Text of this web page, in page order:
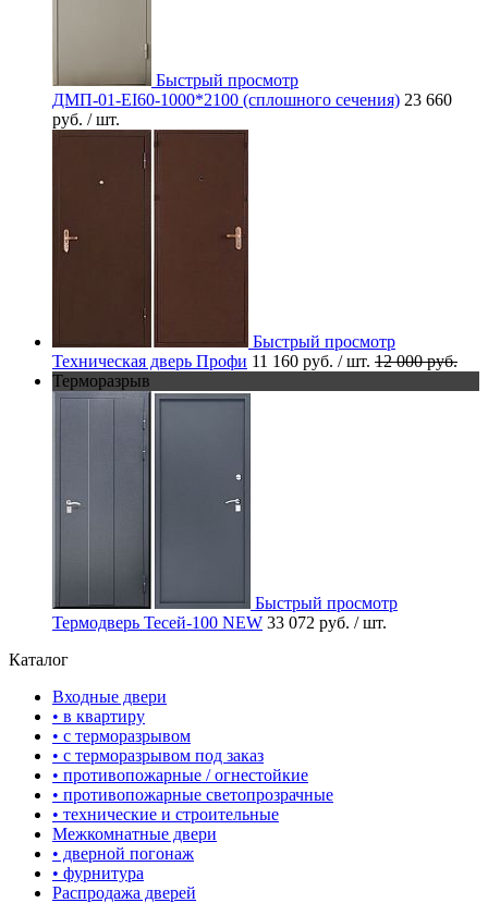
Быстрый просмотр
ДМП-01-EI60-1000*2100 (сплошного сечения) 23 660
руб. / шт.
Быстрый просмотр
Техническая дверь Профи 11 160 руб. / шт. 12 000 руб.
Терморазрыв
Быстрый просмотр
Термодверь Тесей-100 NEW 33 072 руб. / шт.
Каталог
Входные двери
• в квартиру
• с терморазрывом
• с терморазрывом под заказ
• противопожарные / огнестойкие
• противопожарные светопрозрачные
• технические и строительные
Межкомнатные двери
• дверной погонаж
• фурнитура
Распродажа дверей